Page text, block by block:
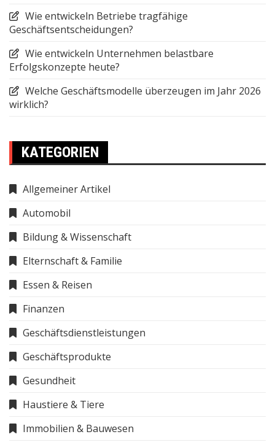
Wie entwickeln Betriebe tragfähige
Geschäftsentscheidungen?
Wie entwickeln Unternehmen belastbare
Erfolgskonzepte heute?
Welche Geschäftsmodelle überzeugen im Jahr 2026
wirklich?
KATEGORIEN
Allgemeiner Artikel
Automobil
Bildung & Wissenschaft
Elternschaft & Familie
Essen & Reisen
Finanzen
Geschäftsdienstleistungen
Geschäftsprodukte
Gesundheit
Haustiere & Tiere
Immobilien & Bauwesen